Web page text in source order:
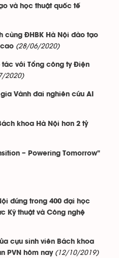
và học thuật quốc tế
cùng ĐHBK Hà Nội đào tạo
(28/06/2020)
tác với Tổng công ty Điện
2020)
Vành đai nghiên cứu AI
khoa Hà Nội hơn 2 tỷ
– Powering Tomorrow"
đứng trong 400 đại học
Kỹ thuật và Công nghệ
cựu sinh viên Bách khoa
PVN hôm nay (12/10/2019)